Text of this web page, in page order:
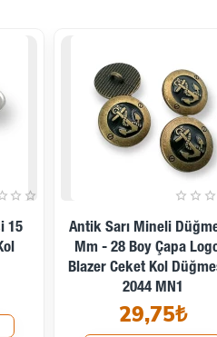
11mm 17 Boy Aslan Figürlü
Metal Gömlek Düğmesi E
131
10,80₺
SEPETE EKLE